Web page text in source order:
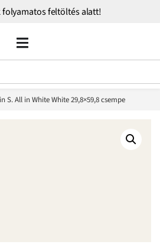
feltöltés alatt!
S. All in White White 29,8×59,8 csempe